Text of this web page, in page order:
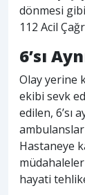
dönmesi
112 Acil
6’sı
Olay yerine
ekibi sevk
edilen, 6’sı
Hastaneye
hayati